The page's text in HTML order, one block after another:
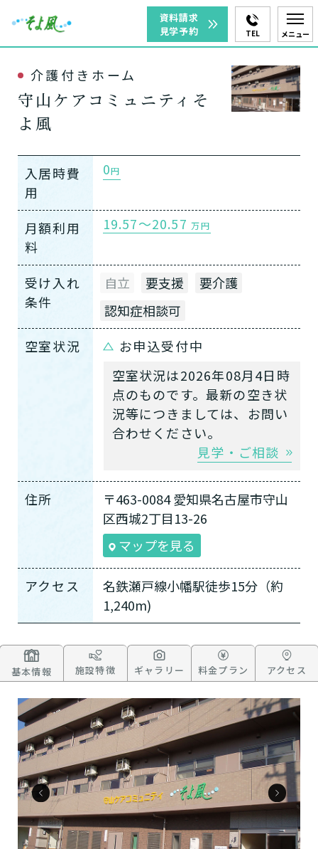
資料請求
見学予約
TEL メニュー
介護付きホーム
守山ケアコミュニティそ
よ風
入居時費
用
0円
月額利用
料
19.57～20.57 万円
受け入れ
条件
自立 要支援
要介護
認知症相談可
空室状況
お申込受付中
空室状況は2026年08月4日時
点のものです。最新の空き状
況等につきましては、お問い
合わせください。
見学・ご相談
住所
〒463-0084 愛知県名古屋市守山
区西城2丁目13-26
マップを見る
アクセス
名鉄瀬戸線小幡駅徒歩15分（約
1,240m)
基本情報 施設特徴 ギャラリー 料金プラン アクセス